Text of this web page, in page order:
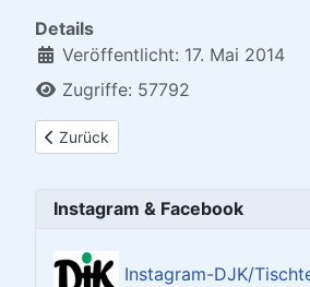
Details
Veröffentlicht: 17. Mai 2014
Zugriffe: 57792
Vorheriger Beitrag: DJK Ratskeller
Zurück
Instagram & Facebook
Instagram-DJK/